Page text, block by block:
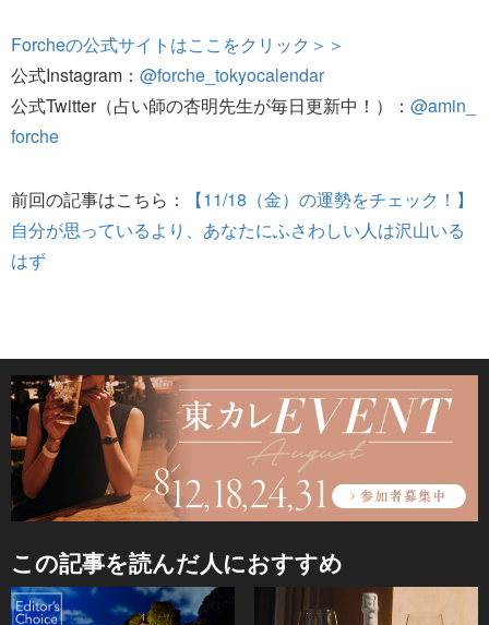
Forcheの公式サイトはここをクリック＞＞
公式Instagram： @forche_tokyocalendar
公式Twitter（占い師の杏明先生が毎日更新中！）： @amin_
forche
前回の記事はこちら：
【11/18（金）の運勢をチェック！】
自分が思っているより、あなたにふさわしい人は沢山いる
はず
この記事を読んだ人におすすめ